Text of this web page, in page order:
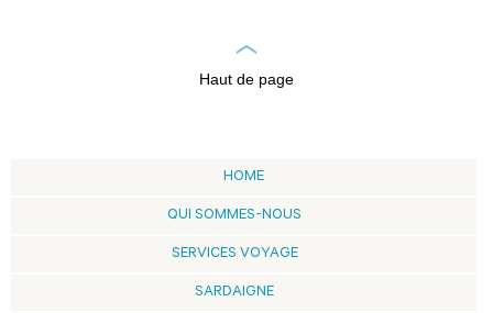
Haut de page
HOME
QUI SOMMES-NOUS
SERVICES VOYAGE
SARDAIGNE